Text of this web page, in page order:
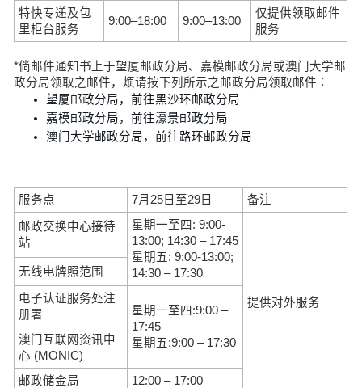
特快专递及包
里柜台服务
9:00–18:00 9:00–13:00
仅提供领取邮件
服务
*倘邮件通知书上于望厦邮政分局、嘉模邮政分局或澳门大学邮
政分局领取之邮件，烦请按下列所示之邮政分局领取邮件︰
望厦邮政分局，前往黑沙环邮政分局
嘉模邮政分局，前往濠景邮政分局
澳门大学邮政分局，前往路环邮政分局
服务点 7月25日至29日 备注
邮政交换中心接待
站
星期一至四: 9:00-
13:00; 14:30 – 17:45
星期五: 9:00-13:00;
14:30 – 17:30
提供对外服务
无线电牌照范围
电子认证服务处注
册署
星期一至四:9:00 –
17:45
星期五:9:00 – 17:30
澳门互联网资讯中
心 (MONIC)
邮政储金局
12:00 – 17:00